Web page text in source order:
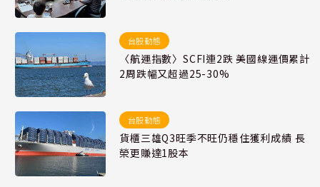
台股動態
〈航運指數〉SCFI連2跌 美國線運價累計
2周跌幅又超過25-30%
台股動態
貨櫃三雄Q3旺季不旺仍穩住獲利成績 長
榮更賺達1股本